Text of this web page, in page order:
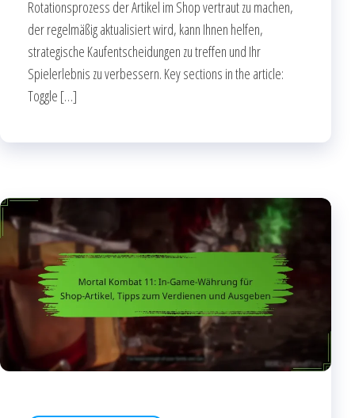
Rotationsprozess der Artikel im Shop vertraut zu machen,
der regelmäßig aktualisiert wird, kann Ihnen helfen,
strategische Kaufentscheidungen zu treffen und Ihr
Spielerlebnis zu verbessern. Key sections in the article:
Toggle […]